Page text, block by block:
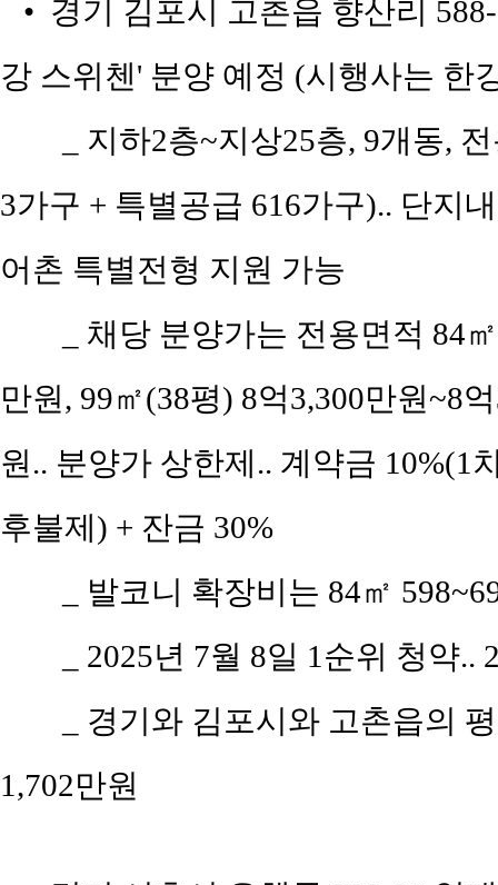
• 경기 김포시 고촌읍 향산리
강 스위첸' 분양 예정 (시행사는 한
_ 지하2층~지상25층, 9개동,
3가구 + 특별공급 616가구).. 단지
어촌 특별전형 지원 가능
_ 채당 분양가는 전용면적 84
만원, 99㎡(38평) 8억3,300만원~8
원.. 분양가 상한제.. 계약금 10%(1
후불제) + 잔금 30%
_ 발코니 확장비는 84㎡
_ 2025년 7월 8일 1순위 청약
_ 경기와 김포시와 고촌읍의
1,702만원